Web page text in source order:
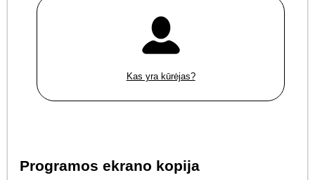
Kas yra kūrėjas?
Programos ekrano kopija